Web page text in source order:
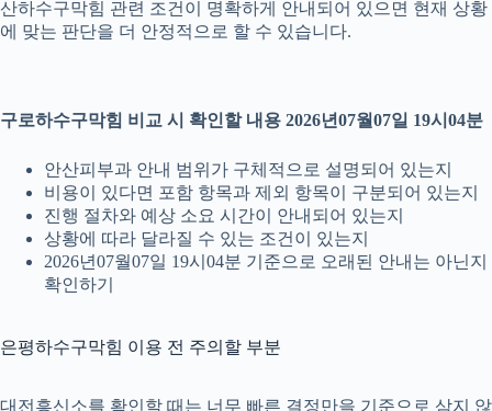
산하수구막힘 관련 조건이 명확하게 안내되어 있으면 현재 상황
에 맞는 판단을 더 안정적으로 할 수 있습니다.
구로하수구막힘 비교 시 확인할 내용 2026년07월07일 19시04분
안산피부과 안내 범위가 구체적으로 설명되어 있는지
비용이 있다면 포함 항목과 제외 항목이 구분되어 있는지
진행 절차와 예상 소요 시간이 안내되어 있는지
상황에 따라 달라질 수 있는 조건이 있는지
2026년07월07일 19시04분 기준으로 오래된 안내는 아닌지
확인하기
은평하수구막힘 이용 전 주의할 부분
대전흥신소를 확인할 때는 너무 빠른 결정만을 기준으로 삼지 않